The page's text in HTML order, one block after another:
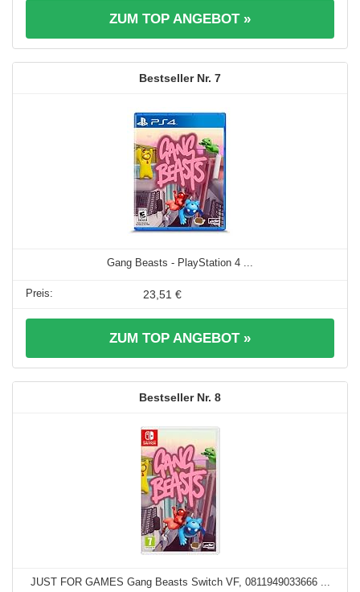
ZUM TOP ANGEBOT »
7
Gang Beasts - PlayStation 4 ...
23,51 €
ZUM TOP ANGEBOT »
8
JUST FOR GAMES Gang Beasts Switch VF, 0811949033666 ...